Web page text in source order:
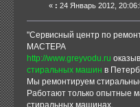
« : 24 Январь 2012,
"Сервисный центр по
МАСТЕРА
http://www.greyvodu.ru
стиральных машин в
Мы ремонтируем
Работают только опытные
стиральных машинах.